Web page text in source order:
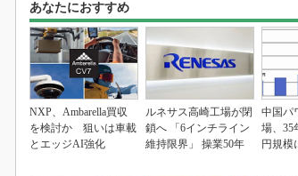
あなたにおすすめ
NXP、Ambarella買収
を検討か 狙いは車載
とエッジAI強化
ルネサス高崎工場が閉
鎖へ 「6インチライン
維持限界」 操業50年
中国パ
場、35
円規